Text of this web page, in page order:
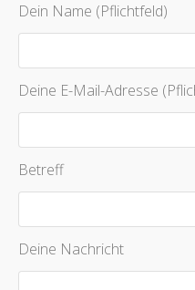
Dein Name (Pflichtfeld)
Deine E-Mail-Adresse
Betreff
Deine Nachricht